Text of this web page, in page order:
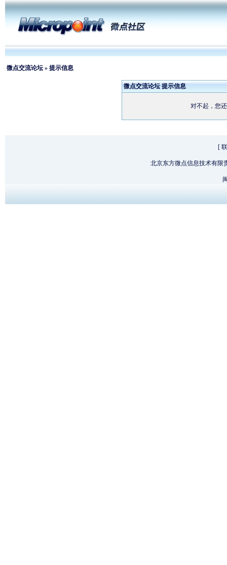
微点交流论坛 » 提示信息
微点交流论坛 提示信息
对不起，您
[
北京东方微点信息技术有限